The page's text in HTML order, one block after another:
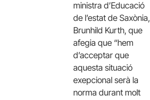
ministra d’Educació
de l’estat de Saxònia,
Brunhild Kurth, que
afegia que “hem
d’acceptar que
aquesta situació
exepcional serà la
norma durant molt